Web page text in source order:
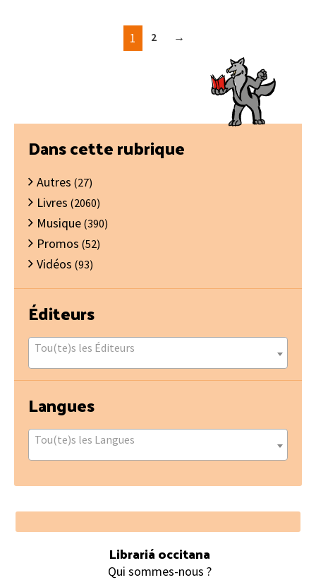
1 2 →
Barre
latérale
principale
Dans cette rubrique
Autres (27)
Livres (2060)
Musique (390)
Promos (52)
Vidéos (93)
Éditeurs
Tou(te)s les Éditeurs
Langues
Tou(te)s les Langues
Footer
Librariá occitana
Qui sommes-nous ?